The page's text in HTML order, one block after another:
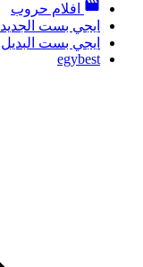
افلام حروب
ايجي بست الجديد
ايجي بست البديل
egybest